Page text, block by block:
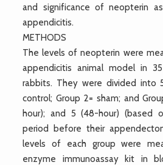
and significance of neopterin
appendicitis.
METHODS
The levels of neopterin were
appendicitis animal model in
rabbits. They were divided into
control; Group 2= sham; and
hour); and 5 (48-hour) (based
period before their
levels of each group were
enzyme immunoassay kit in